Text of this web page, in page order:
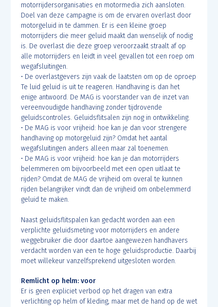
motorrijdersorganisaties en motormedia zich aansloten.
Doel van deze campagne is om de ervaren overlast door
motorgeluid in te dammen. Er is een kleine groep
motorrijders die meer geluid maakt dan wenselijk of nodig
is. De overlast die deze groep veroorzaakt straalt af op
alle motorrijders en leidt in veel gevallen tot een roep om
wegafsluitingen.
• De overlastgevers zijn vaak de laatsten om op de oproep
Te luid geluid is uit te reageren. Handhaving is dan het
enige antwoord. De MAG is voorstander van de inzet van
vereenvoudigde handhaving zonder tijdrovende
geluidscontroles. Geluidsflitsalen zijn nog in ontwikkeling.
• De MAG is voor vrijheid: hoe kan je dan voor strengere
handhaving op motorgeluid zijn? Omdat het aantal
wegafsluitingen anders alleen maar zal toenemen.
• De MAG is voor vrijheid: hoe kan je dan motorrijders
belemmeren om bijvoorbeeld met een open uitlaat te
rijden? Omdat de MAG de vrijheid om overal te kunnen
rijden belangrijker vindt dan de vrijheid om onbelemmerd
geluid te maken.
Naast geluidsflitspalen kan gedacht worden aan een
verplichte geluidsmeting voor motorrijders en andere
weggebruiker die door daartoe aangewezen handhavers
verdacht worden van een te hoge geluidsproductie. Daarbij
moet willekeur vanzelfsprekend uitgesloten worden.
Remlicht op helm: voor
Er is geen expliciet verbod op het dragen van extra
verlichting op helm of kleding, maar met de hand op de wet